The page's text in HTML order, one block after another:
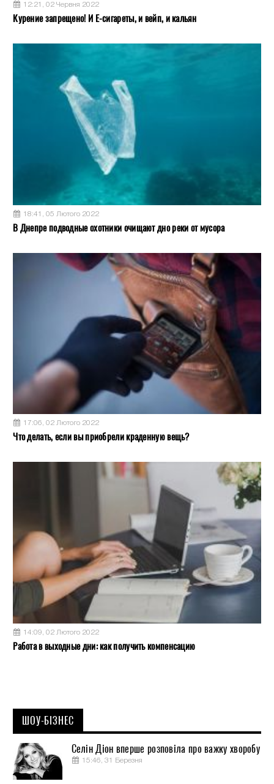
12:21, 02 Червня 2022
Курение запрещено! И Е-сигареты, и вейп, и кальян
18:41, 05 Лютого 2022
В Днепре подводные охотники очищают дно реки от мусора
17:06, 02 Лютого 2022
Что делать, если вы приобрели краденную вещь?
14:09, 02 Лютого 2022
Работа в выходные дни: как получить компенсацию
ШОУ-БІЗНЕС
Селін Діон вперше розповіла про важку хворобу
15:46, 31 Березня